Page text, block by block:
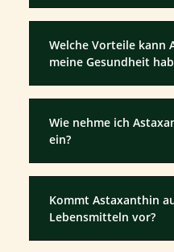
Welche Vorteile kann
meine Gesundheit
Wie nehme ich
ein?
Kommt Astaxanthin
Lebensmitteln vor?